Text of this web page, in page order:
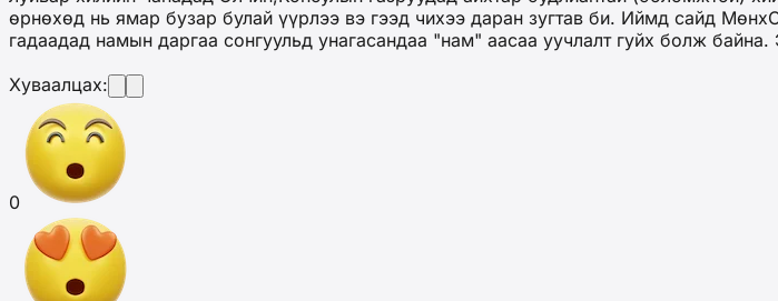
өрнөхөд нь ямар бузар булай үүрлээ вэ гээд чихээ даран зугтав би. Иймд сайд
гадаадад намын даргаа сонгуульд унагасандаа "нам" аасаа уучлалт гуйх болж
Хуваалцах:
0